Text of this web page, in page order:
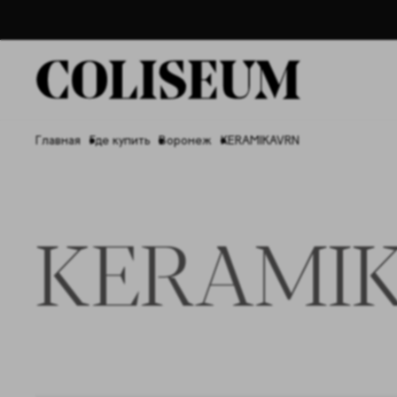
Главная Где купить Воронеж KERAMIKAVRN